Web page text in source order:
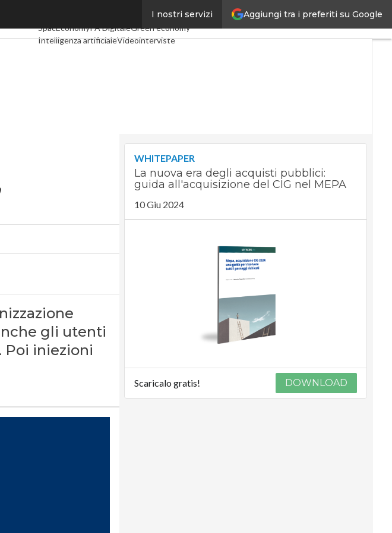
Aggiungi tra i preferiti su Google
I nostri servizi
TelcoIndustria 4.0
SpacEconomyPA DigitaleGreen economy
Intelligenza artificialeVideointerviste
gli utenti
Poi iniezioni
WHITEPAPER
La nuova era degli acquisti pubblici:
guida all'acquisizione del CIG nel MEPA
10 Giu 2024
Scaricalo gratis! DOWNLOAD